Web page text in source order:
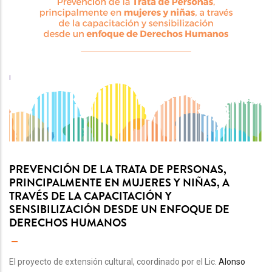
PREVENCIÓN DE LA TRATA DE PERSONAS,
PRINCIPALMENTE EN MUJERES Y NIÑAS, A
TRAVÉS DE LA CAPACITACIÓN Y
SENSIBILIZACIÓN DESDE UN ENFOQUE DE
DERECHOS HUMANOS
El proyecto de extensión cultural, coordinado por el Lic. Alonso